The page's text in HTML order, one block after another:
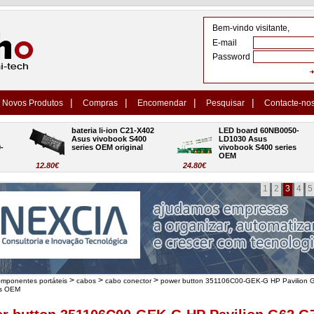
Bem-vindo visitante,
E-mail
Password
Novos Produtos | Compras | Encomendar | Pesquisar | Contacte-
12.80€
bateria li-ion C21-X402
Asus vivobook S400
series OEM original
24.80€
LED board 60NB0050-
LD1030 Asus
vivobook S400 series
OEM
1 2 3 4 5
portáteis > cabos > cabo conector> power button 351106C00-GEK-G HP Pavilion
OEM